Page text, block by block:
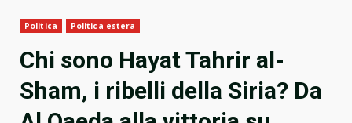
Politica Politica estera
Chi sono Hayat Tahrir al-
Sham, i ribelli della Siria? Da